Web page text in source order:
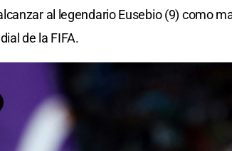
al legendario Eusebio (9) como
de la FIFA.